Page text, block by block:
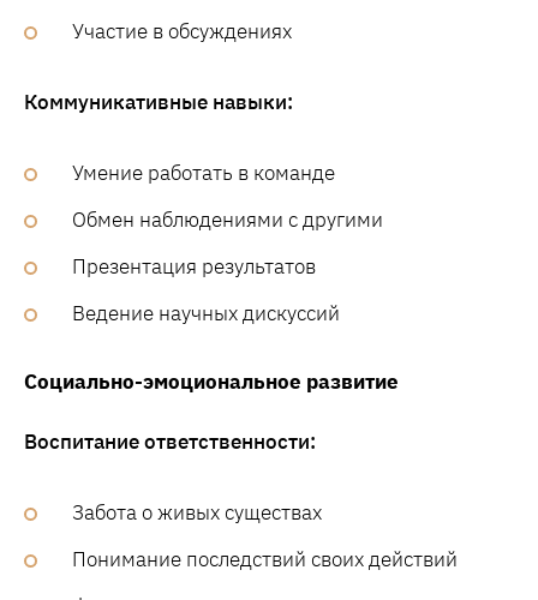
Участие в обсуждениях
Коммуникативные навыки:
Умение работать в команде
Обмен наблюдениями с другими
Презентация результатов
Ведение научных дискуссий
Социально-эмоциональное развитие
Воспитание ответственности:
Забота о живых существах
Понимание последствий своих действий